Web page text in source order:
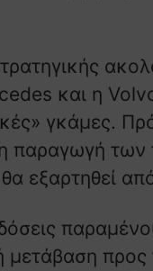
και η
γκάμες.
παραγωγή των
εξαρτηθεί
μετάβαση